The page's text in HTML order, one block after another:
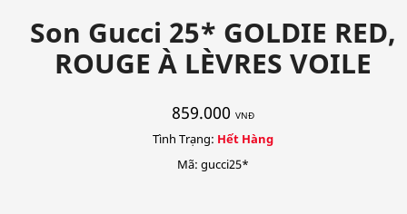
Son Gucci 25* GOLDIE RED,
ROUGE À LÈVRES VOILE
859.000 VNĐ
Tình Trạng: Hết Hàng
Mã: gucci25*